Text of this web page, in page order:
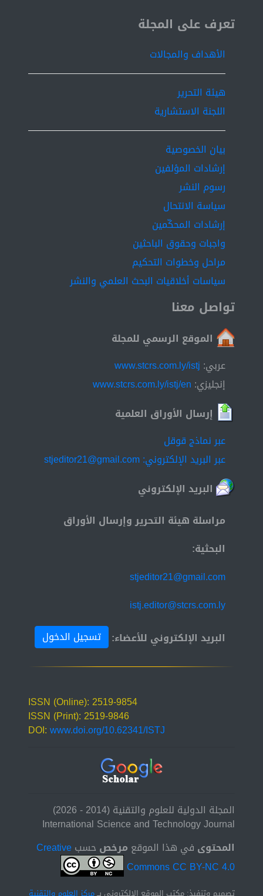
technology in the field of E-learning and its contribution
to solving the problem of storage space and transferring
ISSN 2519-9854
تعرف على المجلة
الأهداف والمجالات
هيئة التحرير
اللجنة الاستشارية
بيان الخصوصية
إرشادات المؤلفين
رسوم النشر
سياسة الانتحال
إرشادات المحكّمين
واجبات وحقوق الباحثين
مراحل وخطوات التحكيم
سياسات أخلاقيات البحث العلمي والنشر
تواصل معنا
الموقع الرسمي للمجلة
عربي: www.stcrs.com.ly/istj
إنجليزي: www.stcrs.com.ly/istj/en
إرسال الأوراق العلمية
عبر نماذج قوقل
عبر البريد الإلكتروني: stjeditor21@gmail.com
البريد الإلكتروني
مراسلة هيئة التحرير وإرسال الأوراق
البحثية:
stjeditor21@gmail.com
istj.editor@stcrs.com.ly
البريد الإلكتروني للأعضاء:
تسجيل الدخول
ISSN (Online): 2519-9854
ISSN (Print): 2519-9846
DOI:www.doi.org/10.62341/ISTJ
المجلة الدولية للعلوم والتقنية (2014 - 2026)
International Science and Technology Journal
المحتوى في هذا الموقع مرخصحسبCreative
Commons CC BY-NC 4.0